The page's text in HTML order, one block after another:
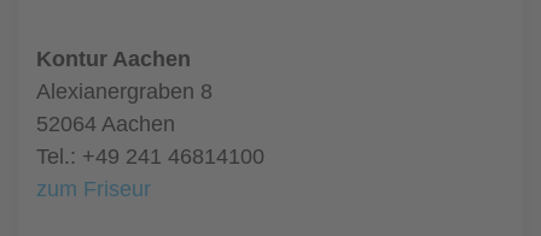
Kontur Aachen
Alexianergraben 8
52064 Aachen
Tel.: +49 241 46814100
zum Friseur